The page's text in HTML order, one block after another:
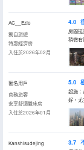
AC__Ezio
獨自旅遊
特惠經濟房
入住於2026年02月
4.0
房間
稍微有
匿名用戶
商務旅客
安享舒適雙床房
入住於2026年01月
5.0
設施：
好，尤
Kanshisudejing
3.7